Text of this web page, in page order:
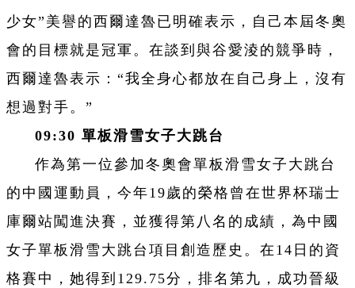
少女”美譽的西爾達魯已明確表示，自己本屆冬奧
會的目標就是冠軍。在談到與谷愛淩的競爭時，
西爾達魯表示：“我全身心都放在自己身上，沒有
想過對手。”
09:30 單板滑雪女子大跳台
作為第一位參加冬奧會單板滑雪女子大跳台
的中國運動員，今年19歲的榮格曾在世界杯瑞士
庫爾站闖進決賽，並獲得第八名的成績，為中國
女子單板滑雪大跳台項目創造歷史。在14日的資
格賽中，她得到129.75分，排名第九，成功晉級